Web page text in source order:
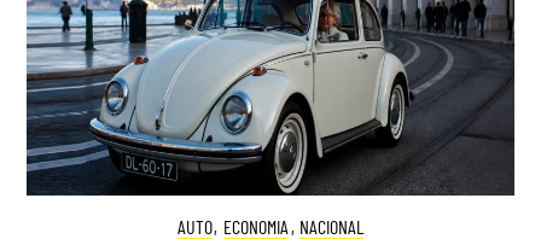
AUTO, ECONOMIA , NACIONAL